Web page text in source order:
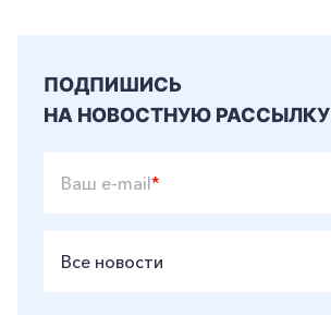
ПОДПИШИСЬ
НА НОВОСТНУЮ РАССЫЛКУ
Ваш e-mail*
Все новости